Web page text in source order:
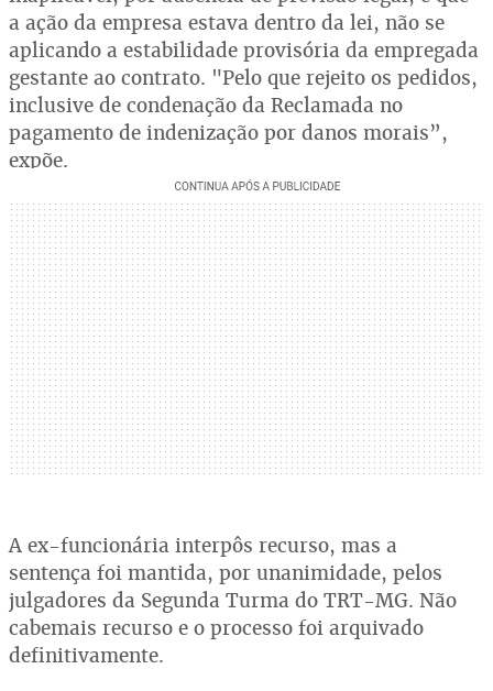
a ação da empresa estava dentro da lei, não se
aplicando a estabilidade provisória da empregada
gestante ao contrato. "Pelo que rejeito os pedidos,
inclusive de condenação da Reclamada no
pagamento de indenização por danos morais”,
expõe.
A ex-funcionária interpôs recurso, mas a
sentença foi mantida, por unanimidade, pelos
julgadores da Segunda Turma do TRT-MG. Não
cabemais recurso e o processo foi arquivado
definitivamente.